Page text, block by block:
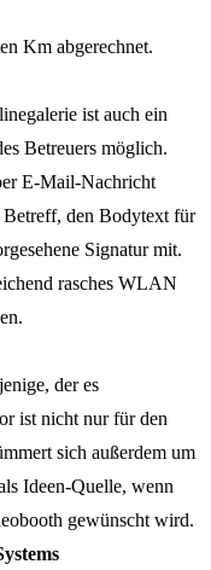
Km abgerechnet.
ist auch ein
Betreuers möglich.
E-Mail-Nachricht
Betreff, den Bodytext für
Signatur mit.
rasches WLAN
der es
ist nicht nur für den
sich außerdem um
Ideen-Quelle, wenn
gewünscht wird.